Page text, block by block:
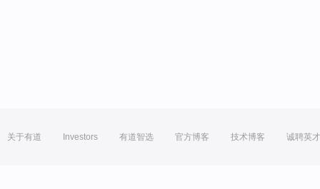
关于有道 Investors 有道智选 官方博客 技术博客 诚聘英才